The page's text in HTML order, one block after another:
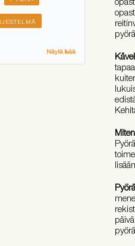
Näytä lisää